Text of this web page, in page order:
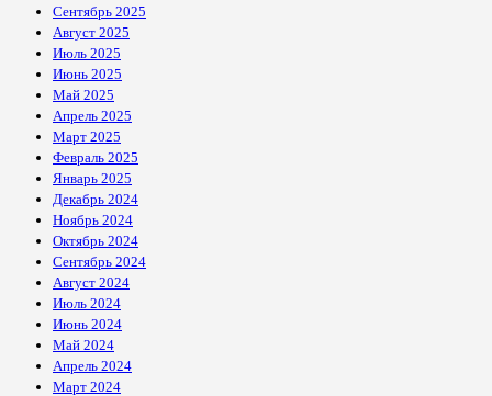
Сентябрь 2025
Август 2025
Июль 2025
Июнь 2025
Май 2025
Апрель 2025
Март 2025
Февраль 2025
Январь 2025
Декабрь 2024
Ноябрь 2024
Октябрь 2024
Сентябрь 2024
Август 2024
Июль 2024
Июнь 2024
Май 2024
Апрель 2024
Март 2024